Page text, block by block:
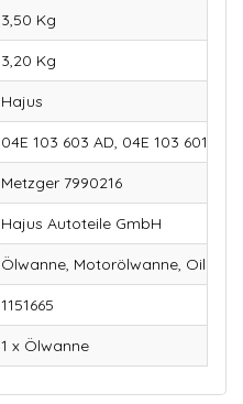
3,50 Kg
3,20 Kg
Hajus
04E 103 603 AD, 04E 103 601
Metzger 7990216
Hajus Autoteile GmbH
Ölwanne, Motorölwanne, Oil
1151665
1 x Ölwanne